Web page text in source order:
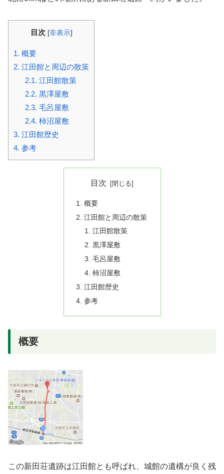
目次 [非表示]
1. 概要
2. 江田館と周辺の散策
2.1. 江田館散策
2.2. 黒澤屋敷
2.3. 毛呂屋敷
2.4. 柿沼屋敷
3. 江田館歴史
4. 参考
目次
概要
江田館と周辺の散策
江田館散策
黒澤屋敷
毛呂屋敷
柿沼屋敷
江田館歴史
参考
概要
この新田荘遺跡は江田館とも呼ばれ、城館の遺構が良く残